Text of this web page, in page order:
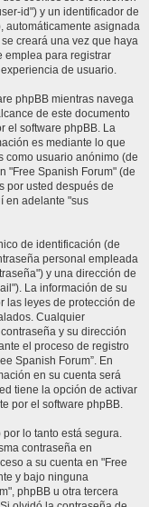
id") y un identificador de
automáticamente asignada
creará una vez que haya
emplea para registrar
de usuario.
phpBB mientras navega
de este documento
el software phpBB. La
es mediante lo que
como usuario anónimo (de
"Free Spanish Forum" (de
por usted después de
en adelante "sus
de identificación (de
personal empleada
y una dirección de
La información de su
las leyes de protección de
Cualquier
y su dirección
el proceso de registro
Spanish Forum”. En
en su cuenta será
tiene la opción de activar
por el software phpBB.
lo tanto está segura.
contraseña en
a su cuenta en "Free
y bajo ninguna
phpBB u otra tercera